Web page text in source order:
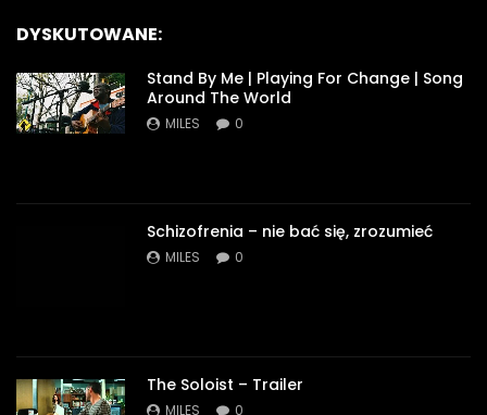
DYSKUTOWANE:
Stand By Me | Playing For Change | Song
Around The World
MILES 0
Schizofrenia – nie bać się, zrozumieć
MILES 0
The Soloist – Trailer
MILES 0